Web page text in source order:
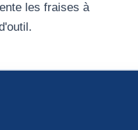
les fraises à